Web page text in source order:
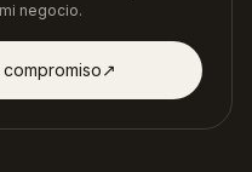
negocio.
↗︎